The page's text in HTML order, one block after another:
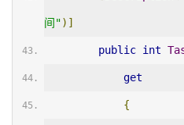
间")]
public int
get
{